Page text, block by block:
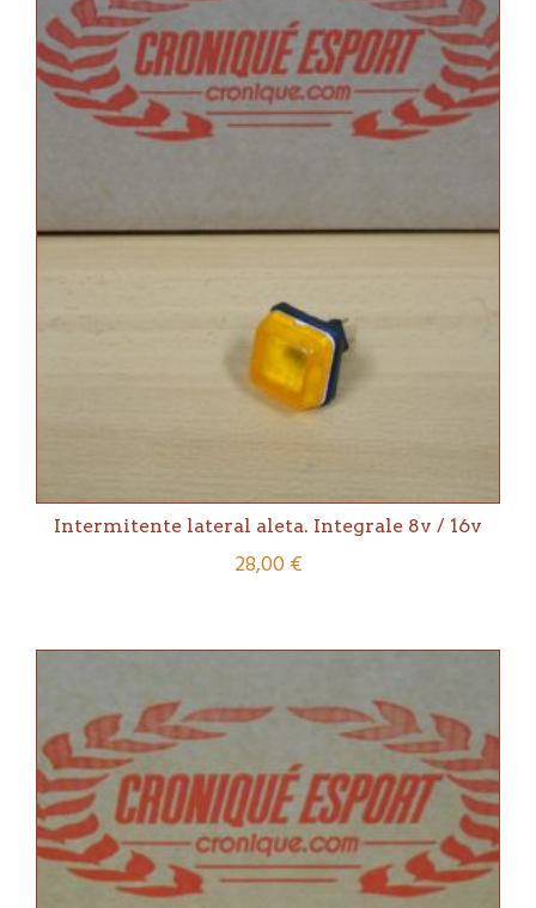
Intermitente lateral aleta. Integrale 8v / 16v
28,00€